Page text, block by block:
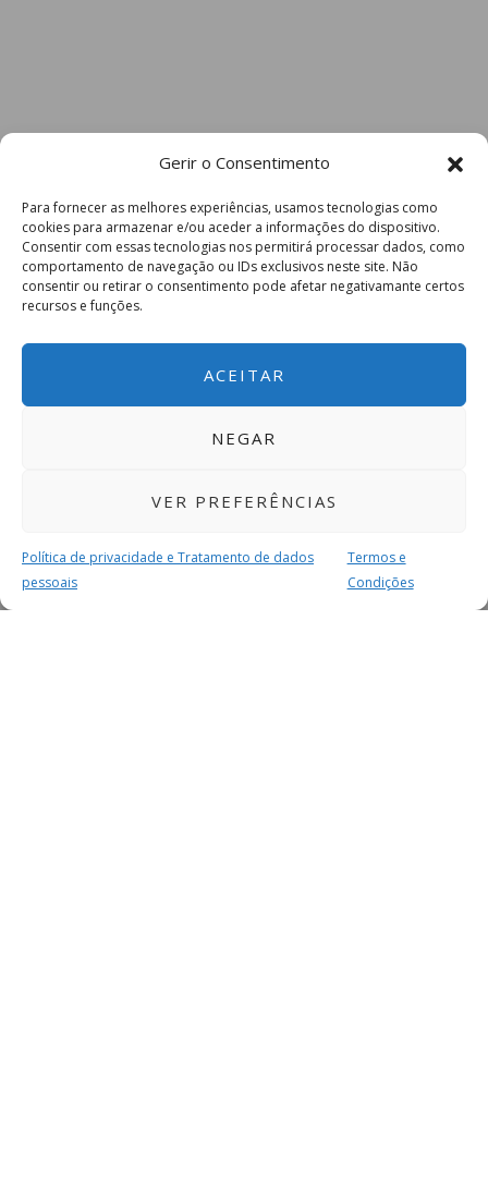
Gerir o Consentimento
Para fornecer as melhores experiências, usamos tecnologias como
cookies para armazenar e/ou aceder a informações do dispositivo.
Consentir com essas tecnologias nos permitirá processar dados, como
comportamento de navegação ou IDs exclusivos neste site. Não
consentir ou retirar o consentimento pode afetar negativamante certos
recursos e funções.
ACEITAR
NEGAR
VER PREFERÊNCIAS
Política de privacidade e Tratamento de dados
pessoais
Termos e
Condições